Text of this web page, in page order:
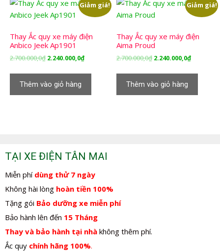
Giảm giá!
Thay Ắc quy xe máy điện
Anbico Jeek Ap1901
2.700.000,0₫ Giá
2.700.000,0₫.
2.240.000,0₫Giá
2.240.000,0₫.
Thêm vào giỏ hàng
Giảm giá!
Thay Ắc quy xe máy điện
Aima Proud
2.700.000,0₫ Giá
2.700.000,0₫.
2.240.000,0₫Giá
Thêm vào giỏ hàng
TẠI XE ĐIỆN TÂN MAI
Miễn phí dùng thử 7 ngày
Không hài lòng hoàn tiền 100%
Tặng gói Bảo dưỡng xe miễn phí
Bảo hành lên đến 15 Tháng
Thay và bảo hành tại nhà không thêm phí.
Ắc quy chính hãng 100%.